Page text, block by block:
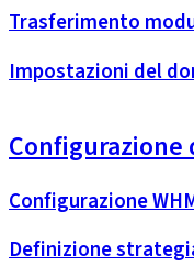
Trasferimento
Impostazioni del
Configurazione
Definizione